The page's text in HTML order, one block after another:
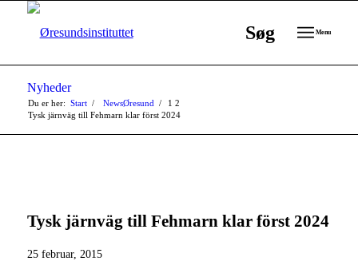
Søg Menu
Nyheder
Du er her: Start 1
/ NewsØresund 2
/
Tysk järnväg till Fehmarn klar först 2024
Tysk järnväg till Fehmarn klar först 2024
25 februar, 2015